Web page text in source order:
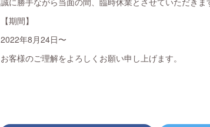
【期間】
2022年8月24日〜
お客様のご理解をよろしくお願い申し上げます。